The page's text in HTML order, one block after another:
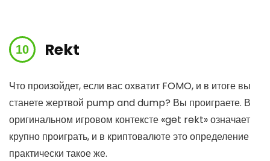
Rekt
Что произойдет, если вас охватит FOMO, и в итоге вы
станете жертвой pump and dump? Вы проиграете. В
оригинальном игровом контексте «get rekt» означает
крупно проиграть, и в криптовалюте это определение
практически такое же.